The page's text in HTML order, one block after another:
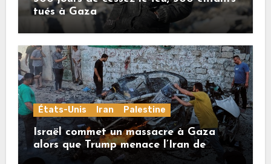
tués à Gaza
États-Unis Iran Palestine
Israël commet un massacre à Gaza
alors que Trump menace l’Iran de
«décapitation»